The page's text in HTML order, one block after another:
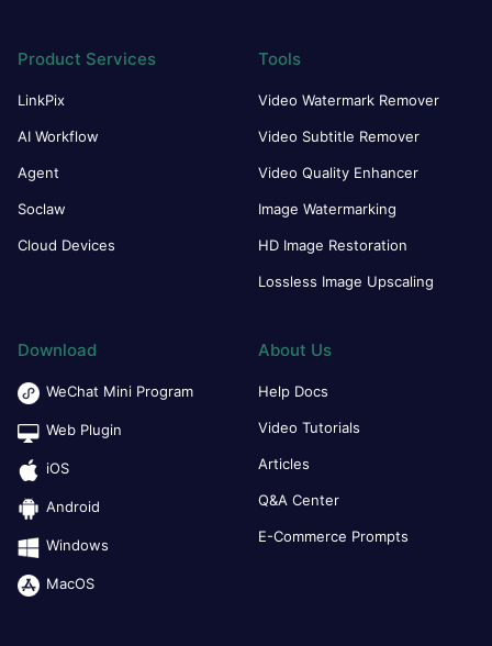
Product Services
LinkPix
AI Workflow
Agent
Soclaw
Cloud Devices
Tools
Video Watermark Remover
Video Subtitle Remover
Video Quality Enhancer
Image Watermarking
HD Image Restoration
Lossless Image Upscaling
Download
WeChat Mini Program
Web Plugin
iOS
Android
Windows
MacOS
About Us
Help Docs
Video Tutorials
Articles
Q&A Center
E-Commerce Prompts